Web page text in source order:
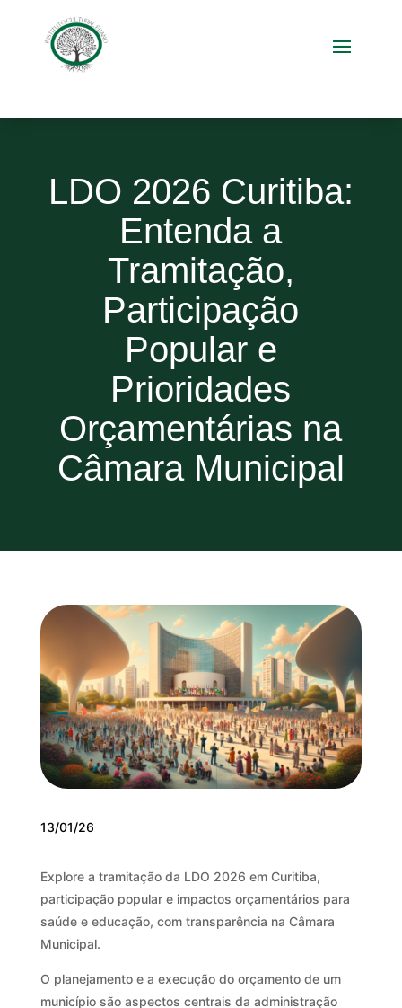
LDO 2026 Curitiba:
Entenda a
Tramitação,
Participação
Popular e
Prioridades
Orçamentárias na
Câmara Municipal
13/01/26
Explore a tramitação da LDO 2026 em Curitiba,
participação popular e impactos orçamentários para
saúde e educação, com transparência na Câmara
Municipal.
O planejamento e a execução do orçamento de um
município são aspectos centrais da administração